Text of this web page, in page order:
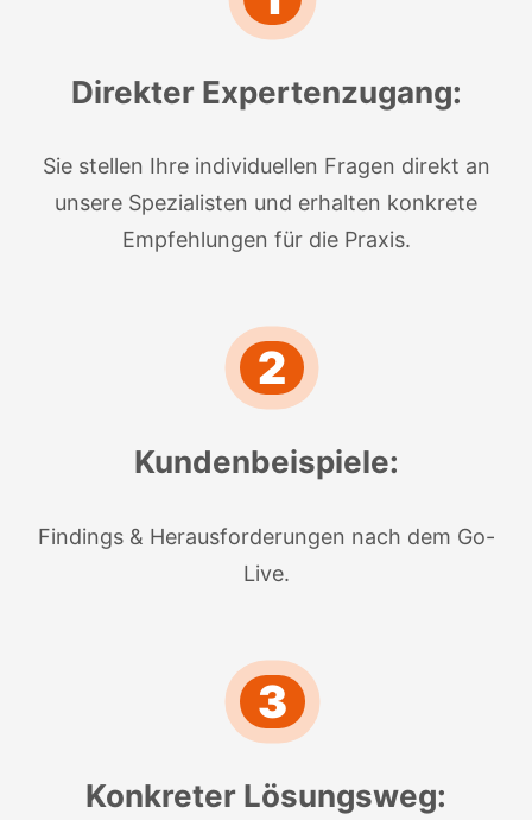
Direkter Expertenzugang:
Sie stellen Ihre individuellen Fragen direkt an
unsere Spezialisten und erhalten konkrete
Empfehlungen für die Praxis.
2
Kundenbeispiele:
Findings & Herausforderungen nach dem Go-
Live.
3
Konkreter Lösungsweg: